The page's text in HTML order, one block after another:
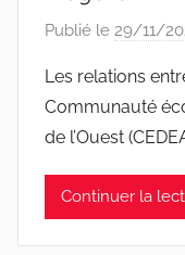
Publié le 29/11/
Les relations
Communauté
de l’Ouest
Continuer la